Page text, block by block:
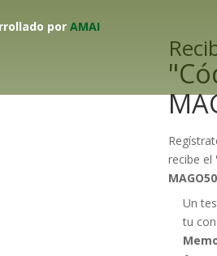
porAMAI
recibe el
Un
tu